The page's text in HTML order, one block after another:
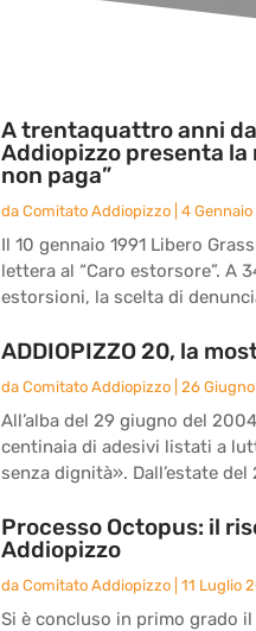
A trentaquattro anni
Addiopizzo presenta
non paga”
da Comitato Addiopizzo 4
Il 10 gennaio 1991 Libero
lettera al “Caro estorsore”. A
estorsioni, la scelta di
ADDIOPIZZO 20, la
da Comitato Addiopizzo 26
All’alba del 29 giugno del
centinaia di adesivi listati a
senza dignità». Dall’estate
Processo Octopus: il
Addiopizzo
da Comitato Addiopizzo 11 Luglio
Si è concluso in primo grado